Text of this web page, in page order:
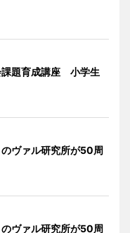
課題育成講座 小学生
ヴァル研究所が50周
ヴァル研究所が50周